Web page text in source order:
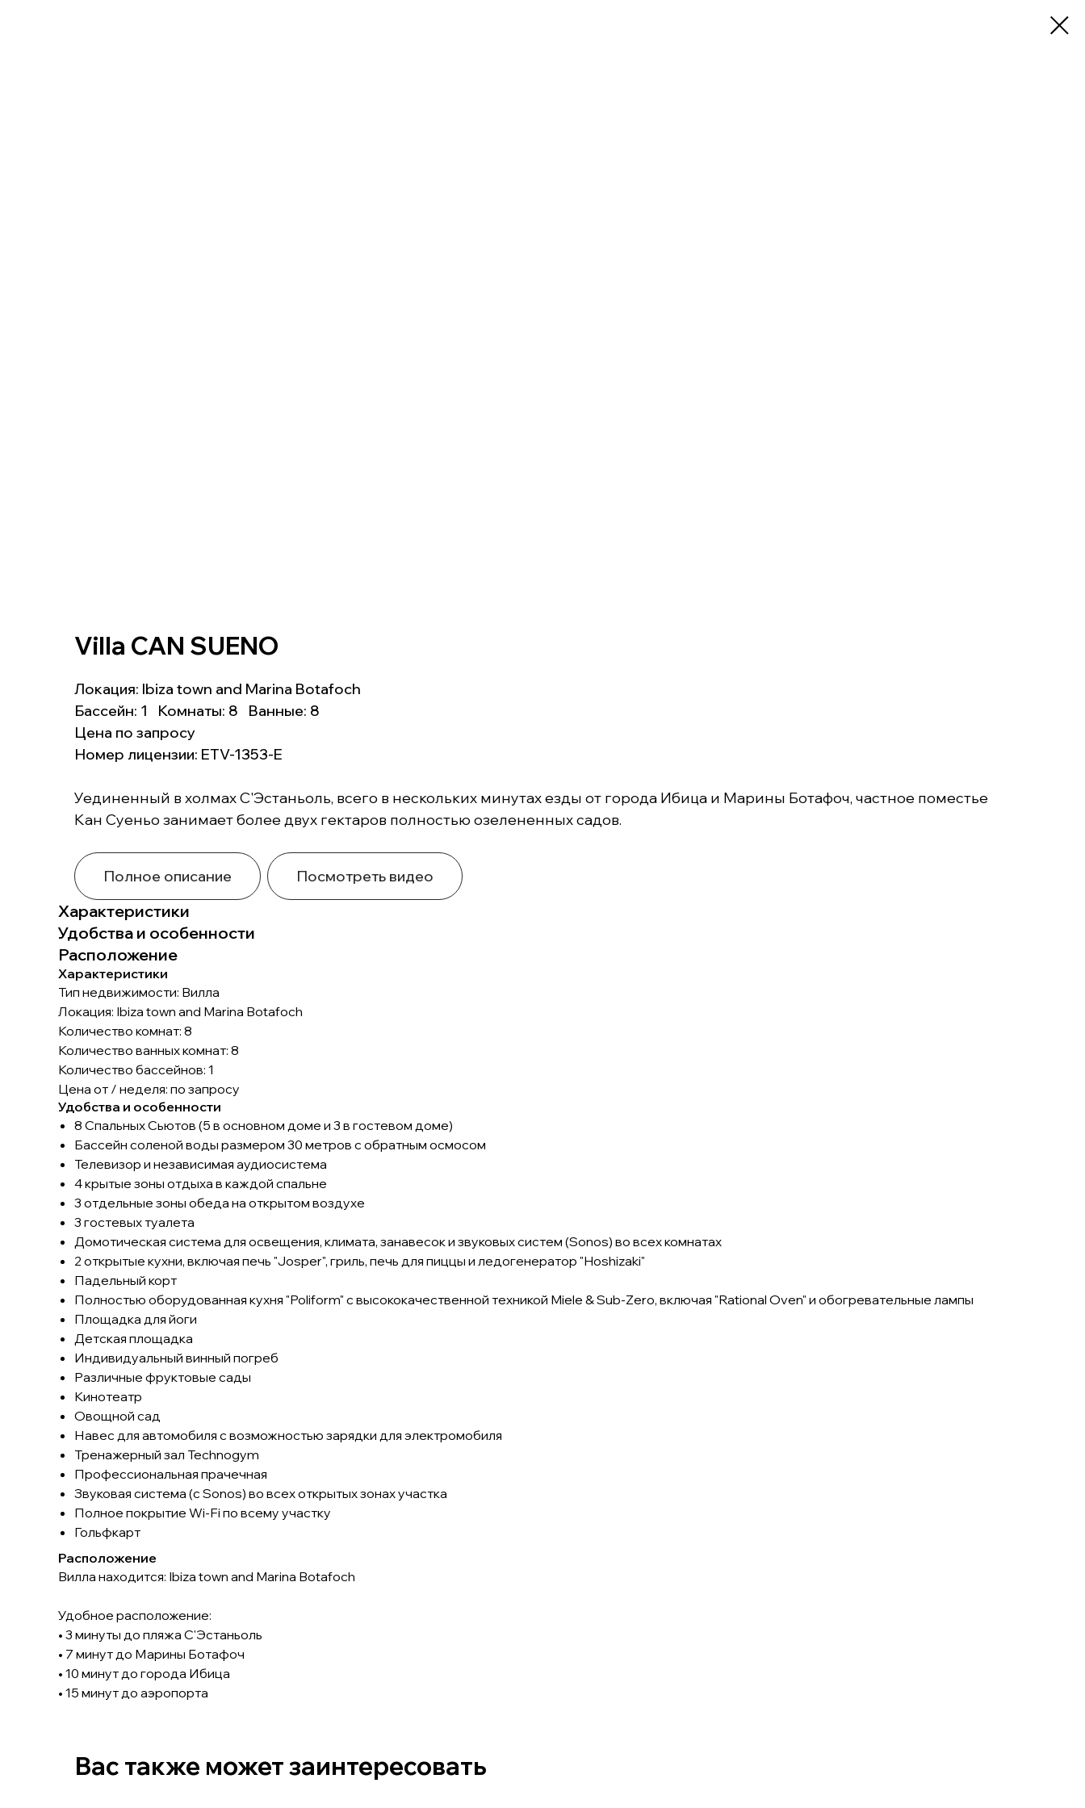
Villa CAN SUENO
Локация: Ibiza town and Marina Botafoch
Бассейн: 1 Комнаты: 8 Ванные: 8
Цена по запросу
Номер лицензии: ETV-1353-E
Уединенный в холмах С'Эстаньоль, всего в нескольких минутах езды от города Ибица и Марины Ботафоч, частное поместье
Кан Суеньо занимает более двух гектаров полностью озелененных садов.
Полное описание Посмотреть видео
Характеристики
Удобства и особенности
Расположение
Характеристики
Тип недвижимости: Вилла
Локация: Ibiza town and Marina Botafoch
Количество комнат: 8
Количество ванных комнат: 8
Количество бассейнов: 1
Цена от / неделя: по запросу
Удобства и особенности
8 Спальных Сьютов (5 в основном доме и 3 в гостевом доме)
Бассейн соленой воды размером 30 метров с обратным осмосом
Телевизор и независимая аудиосистема
4 крытые зоны отдыха в каждой спальне
3 отдельные зоны обеда на открытом воздухе
3 гостевых туалета
Домотическая система для освещения, климата, занавесок и звуковых систем (Sonos) во всех комнатах
2 открытые кухни, включая печь "Josper", гриль, печь для пиццы и ледогенератор "Hoshizaki"
Падельный корт
Полностью оборудованная кухня "Poliform" с высококачественной техникой Miele & Sub-Zero, включая "Rational Oven" и обогревательные лампы
Площадка для йоги
Детская площадка
Индивидуальный винный погреб
Различные фруктовые сады
Кинотеатр
Овощной сад
Навес для автомобиля с возможностью зарядки для электромобиля
Тренажерный зал Technogym
Профессиональная прачечная
Звуковая система (с Sonos) во всех открытых зонах участка
Полное покрытие Wi-Fi по всему участку
Гольфкарт
Расположение
Вилла находится: Ibiza town and Marina Botafoch
Удобное расположение:
• 3 минуты до пляжа С'Эстаньоль
• 7 минут до Марины Ботафоч
• 10 минут до города Ибица
• 15 минут до аэропорта
Вас также может заинтересовать